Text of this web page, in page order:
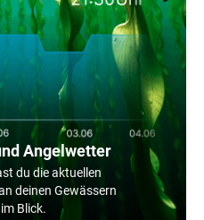
Angelwetter
du die aktuellen
deinen Gewässern
Blick.